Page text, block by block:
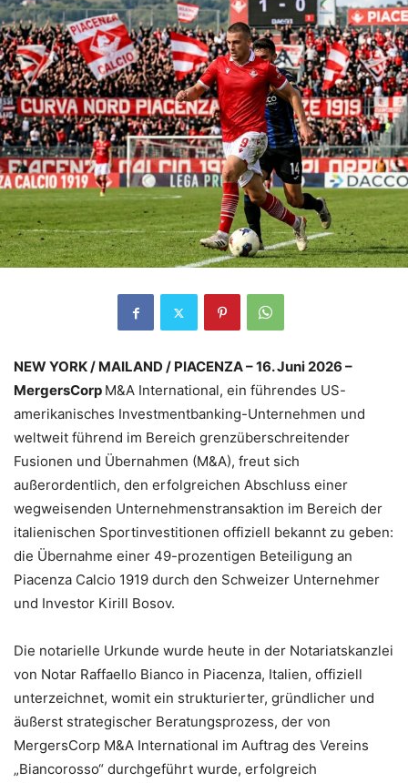
NEW YORK / MAILAND / PIACENZA – 16. Juni 2026 –
MergersCorp M&A International, ein führendes US-
amerikanisches Investmentbanking-Unternehmen und
weltweit führend im Bereich grenzüberschreitender
Fusionen und Übernahmen (M&A), freut sich
außerordentlich, den erfolgreichen Abschluss einer
wegweisenden Unternehmenstransaktion im Bereich der
italienischen Sportinvestitionen offiziell bekannt zu geben:
die Übernahme einer 49-prozentigen Beteiligung an
Piacenza Calcio 1919 durch den Schweizer Unternehmer
und Investor Kirill Bosov.
Die notarielle Urkunde wurde heute in der Notariatskanzlei
von Notar Raffaello Bianco in Piacenza, Italien, offiziell
unterzeichnet, womit ein strukturierter, gründlicher und
äußerst strategischer Beratungsprozess, der von
MergersCorp M&A International im Auftrag des Vereins
„Biancorosso“ durchgeführt wurde, erfolgreich